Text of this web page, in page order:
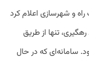
ابتدای سال ۱۴۰۳ وزارت راه و شهرسازی اعلام کرد
تنها از طریق
سامانه‌ای که در حال